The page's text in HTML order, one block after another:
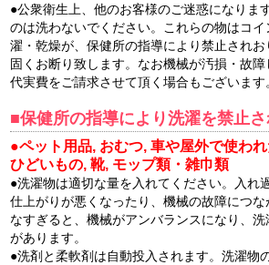
●公衆衛生上、他のお客様のご迷惑になりま
のは洗わないでください。これらの物はコ
濯・乾燥が、保健所の指導により禁止され
固くお断り致します。なお機械が汚損・故
代実費をご請求させて頂く場合もございます
■保健所の指導により洗濯を禁止
●ペット用品, おむつ, 車や屋外で使わ
ひどいもの, 靴, モップ類・雑巾類
●洗濯物は適切な量を入れてください。入れ
仕上がりが悪くなったり、機械の故障につ
なすぎると、機械がアンバランスになり、
があります。
●洗剤と柔軟剤は自動投入されます。洗濯物